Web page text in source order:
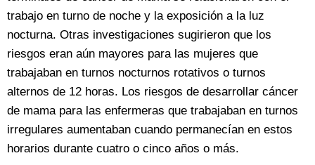
trabajo en turno de noche y la exposición a la luz
nocturna. Otras investigaciones sugirieron que los
riesgos eran aún mayores para las mujeres que
trabajaban en turnos nocturnos rotativos o turnos
alternos de 12 horas. Los riesgos de desarrollar cáncer
de mama para las enfermeras que trabajaban en turnos
irregulares aumentaban cuando permanecían en estos
horarios durante cuatro o cinco años o más.